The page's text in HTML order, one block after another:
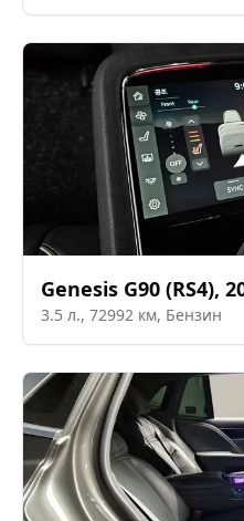
Genesis G90 (RS4),
3.5 л., 72992 км, Бензин